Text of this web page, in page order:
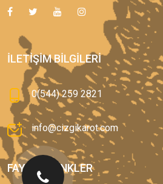
İLETIŞIM BILGILERI
0(544) 259 2821
info@cizgikarot.com
FAYDALI LINKLER